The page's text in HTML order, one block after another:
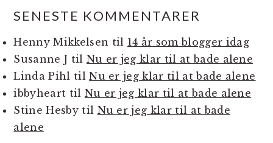
SENESTE KOMMENTARER
Henny Mikkelsen til 14 år som blogger idag
Susanne J til Nu er jeg klar til at bade alene
Linda Pihl tilNu er jeg klar til at bade alene
ibbyheart til Nu er jeg klar til at bade alene
Stine Hesbytil Nu er jeg klar til at bade
alene